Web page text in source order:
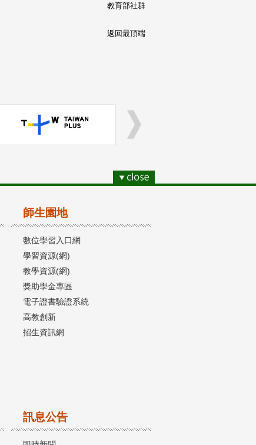
教育部社群
返回最頂端
師生園地
數位學習入口網
學習資源(網)
教學資源(網)
獎助學金專區
電子證書驗證系統
高教創新
招生資訊網
訊息公告